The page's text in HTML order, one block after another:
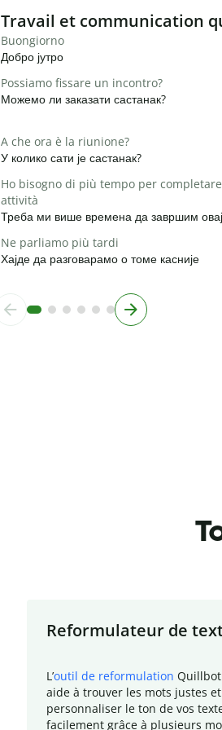
Slide 1 of 6
Travail et communication
Buongiorno
Добро јутро
Possiamo fissare un incontro?
Можемо ли заказати састанак?
A che ora è la riunione?
У колико сати је састанак?
Ho bisogno di più tempo per
attività
Треба ми више времена да завршим
Ne parliamo più tardi
Хајде да разговарамо о томе касније
Reformulateur de
L ’outil de reformulation
aide à trouver les mots justes
personnaliser le ton de vos
facilement grâce à plusieurs